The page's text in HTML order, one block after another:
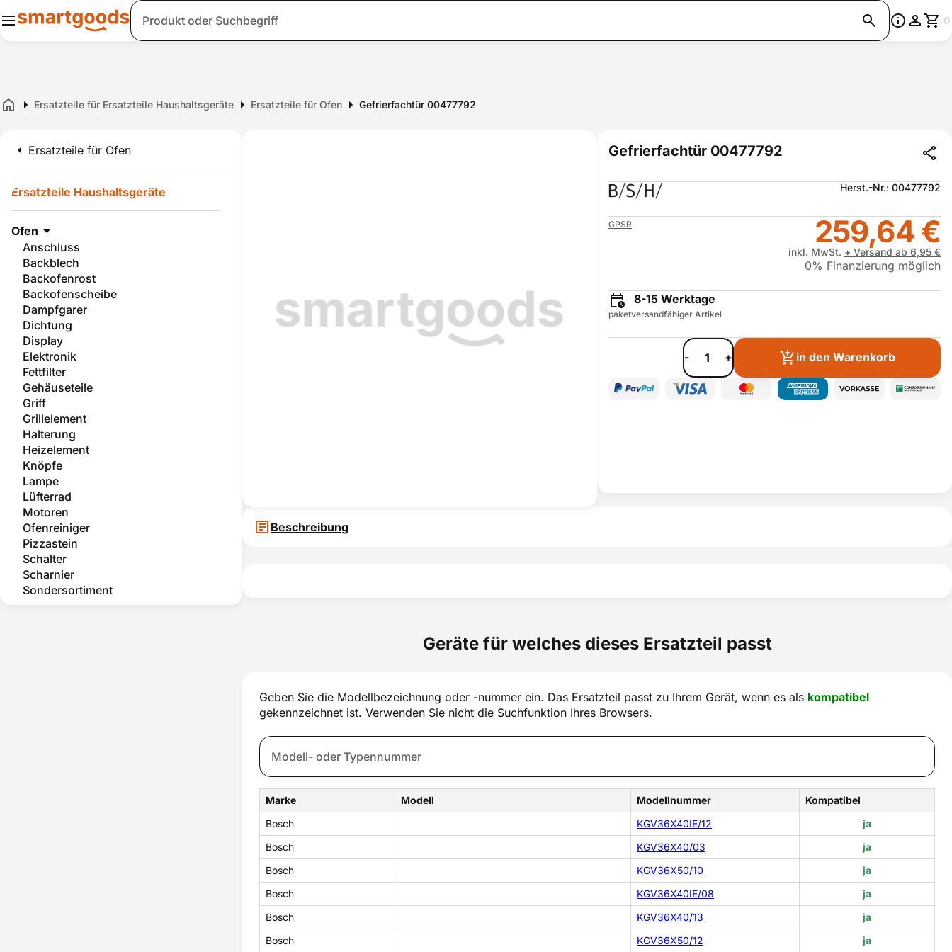
Suche 0
Home Ersatzteile für Ersatzteile Haushaltsgeräte Ersatzteile für Ofen Gefrierfachtür 00477792
Ersatzteile für Ofen
Ersatzteile Haushaltsgeräte
Ofen
Anschluss
Backblech
Backofenrost
Backofenscheibe
Dampfgarer
Dichtung
Display
Elektronik
Fettfilter
Gehäuseteile
Griff
Grillelement
Halterung
Heizelement
Knöpfe
Lampe
Lüfterrad
Motoren
Ofenreiniger
Pizzastein
Schalter
Scharnier
Sondersortiment
Gefrierfachtür 00477792
Herst.-Nr.: 00477792
GPSR 259,64 €
inkl. MwSt. + Versand ab 6,95 €
0% Finanzierung möglich
8-15 Werktage
paketversandfähiger Artikel
- + in den Warenkorb
Beschreibung
Geräte für welches dieses Ersatzteil passt
Geben Sie die Modellbezeichnung oder -nummer ein. Das Ersatzteil passt zu Ihrem Gerät, wenn es als kompatibel
gekennzeichnet ist. Verwenden Sie nicht die Suchfunktion Ihres Browsers.
Marke Modell Modellnummer
Kompatibel
Bosch
KGV36X40IE/12
ja
Bosch
KGV36X40/03
ja
Bosch
KGV36X50/10
ja
Bosch
KGV36X40IE/08
ja
Bosch
KGV36X40/13
ja
Bosch
KGV36X50/12
ja